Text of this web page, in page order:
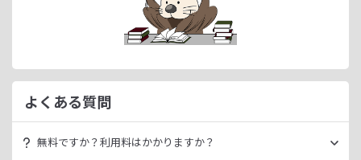
よくある質問
無料ですか？利用料はかかりますか？